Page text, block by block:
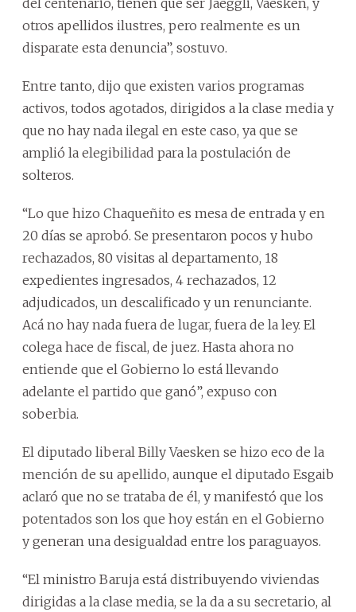
del centenario, tienen que ser Jaeggli, Vaesken, y
otros apellidos ilustres, pero realmente es un
disparate esta denuncia”, sostuvo.
Entre tanto, dijo que existen varios programas
activos, todos agotados, dirigidos a la clase media y
que no hay nada ilegal en este caso, ya que se
amplió la elegibilidad para la postulación de
solteros.
“Lo que hizo Chaqueñito es mesa de entrada y en
20 días se aprobó. Se presentaron pocos y hubo
rechazados, 80 visitas al departamento, 18
expedientes ingresados, 4 rechazados, 12
adjudicados, un descalificado y un renunciante.
Acá no hay nada fuera de lugar, fuera de la ley. El
colega hace de fiscal, de juez. Hasta ahora no
entiende que el Gobierno lo está llevando
adelante el partido que ganó”, expuso con
soberbia.
El diputado liberal Billy Vaesken se hizo eco de la
mención de su apellido, aunque el diputado Esgaib
aclaró que no se trataba de él, y manifestó que los
potentados son los que hoy están en el Gobierno
y generan una desigualdad entre los paraguayos.
“El ministro Baruja está distribuyendo viviendas
dirigidas a la clase media, se la da a su secretario, al